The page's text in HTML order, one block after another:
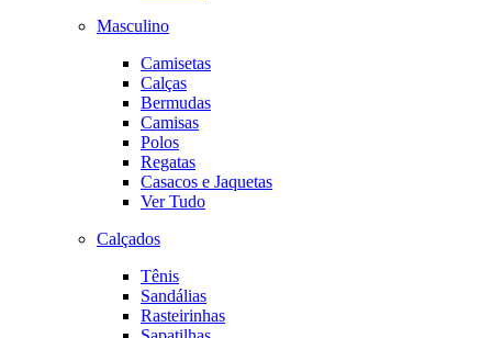
Masculino
Camisetas
Calças
Bermudas
Camisas
Polos
Regatas
Casacos e Jaquetas
Ver Tudo
Calçados
Tênis
Sandálias
Rasteirinhas